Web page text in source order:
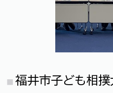
福井市子ども相撲